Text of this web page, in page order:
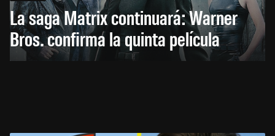
La saga Matrix continuará: Warner
Bros. confirma la quinta película